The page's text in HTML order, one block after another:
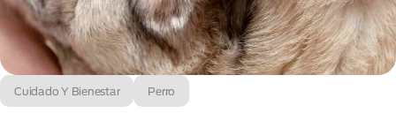
Cuidado Y Bienestar Perro